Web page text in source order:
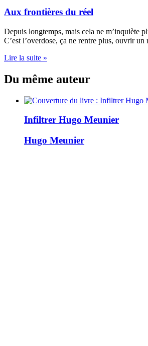
Aux frontières du réel
Depuis longtemps, mais cela ne m’inquiète
C’est l’overdose, ça ne rentre plus, ouvrir
Lire la suite »
Du même auteur
Infiltrer Hugo Meunier
Hugo Meunier